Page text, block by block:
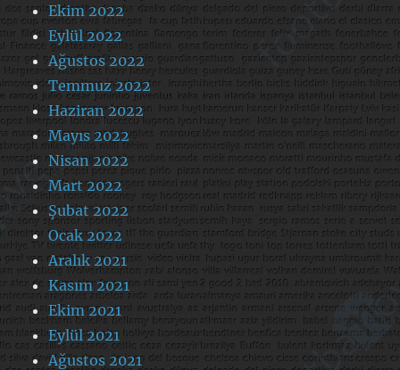
Ekim 2022
Eylül 2022
Ağustos 2022
Temmuz 2022
Haziran 2022
Mayıs 2022
Nisan 2022
Mart 2022
Şubat 2022
Ocak 2022
Aralık 2021
Kasım 2021
Ekim 2021
Eylül 2021
Ağustos 2021